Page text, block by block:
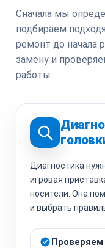
Сначала мы
подбираем
ремонт до начала
замену и
работы.
Диагностика
игровая
носители. Она
и выбрать